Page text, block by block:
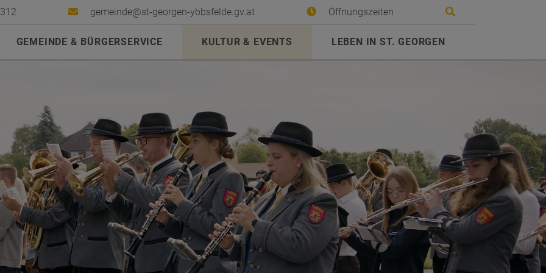
gemeinde@st-georgen-ybbsfelde.gv.at Öffnungszeiten
GEMEINDE & BÜRGERSERVICE KULTUR & EVENTS LEBEN IN ST. GEORGEN